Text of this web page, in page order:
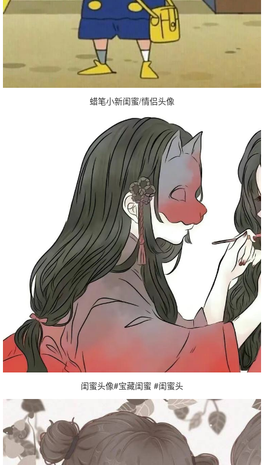
蜡笔小新闺蜜/情侣头像
闺蜜头像#宝藏闺蜜 #闺蜜头